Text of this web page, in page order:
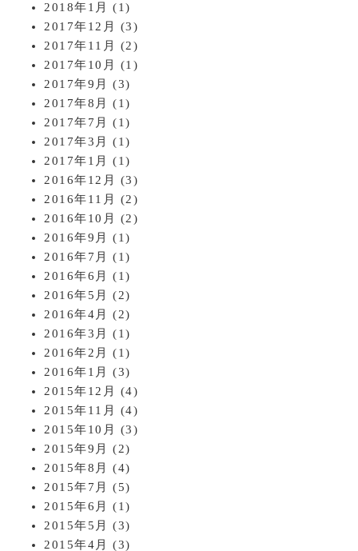
2018年1月
(1)
2017年12月
(3)
2017年11月
(2)
2017年10月
(1)
2017年9月
(3)
2017年8月
(1)
2017年7月
(1)
2017年3月
(1)
2017年1月
(1)
2016年12月
(3)
2016年11月
(2)
2016年10月
(2)
2016年9月
(1)
2016年7月
(1)
2016年6月
(1)
2016年5月
(2)
2016年4月
(2)
2016年3月
(1)
2016年2月
(1)
2016年1月
(3)
2015年12月
(4)
2015年11月
(4)
2015年10月
(3)
2015年9月
(2)
2015年8月
(4)
2015年7月
(5)
2015年6月
(1)
2015年5月
(3)
2015年4月
(3)